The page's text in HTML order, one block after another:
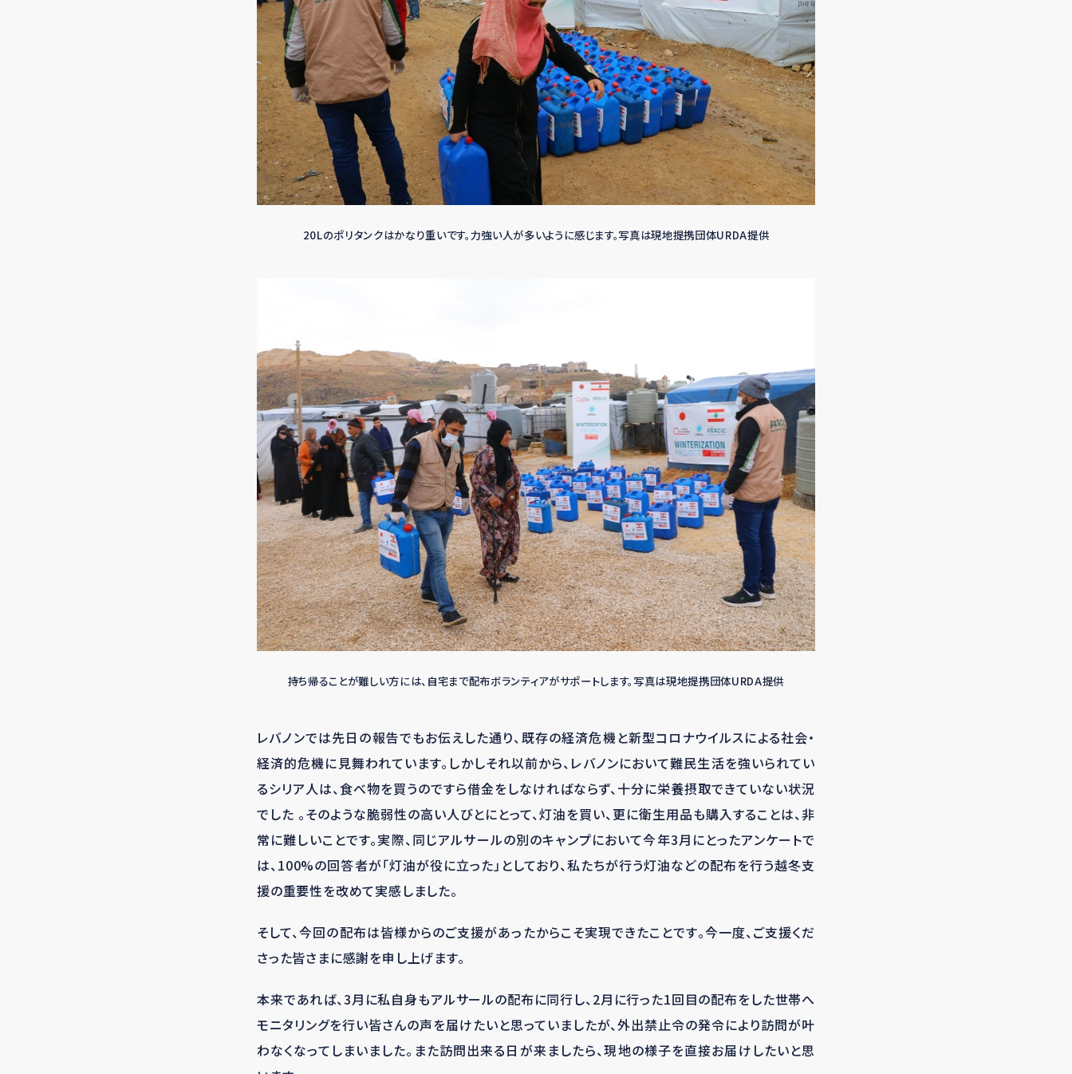
20Lのポリタンクはかなり重いです。力強い人が多いように感じます。写真は現地提携団体URDA提供
持ち帰ることが難しい方には、自宅まで配布ボランティアがサポートします。写真は現地提携団体URDA提供
レバノンでは先日の報告でもお伝えした通り、既存の経済危機と新型コロナウイルスによる社会・
経済的危機に見舞われています。しかしそれ以前から、レバノンにおいて難民生活を強いられてい
るシリア人は、食べ物を買うのですら借金をしなければならず、十分に栄養摂取できていない状況
でした 。そのような脆弱性の高い人びとにとって、灯油を買い、更に衛生用品も購入することは、非
常に難しいことです。実際、同じアルサールの別のキャンプにおいて今年3月にとったアンケートで
は、100%の回答者が「灯油が役に立った」としており、私たちが行う灯油などの配布を行う越冬支
援の重要性を改めて実感しました。
そして、今回の配布は皆様からのご支援があったからこそ実現できたことです。今一度、ご支援くだ
さった皆さまに感謝を申し上げます。
本来であれば、3月に私自身もアルサールの配布に同行し、2月に行った1回目の配布をした世帯へ
モニタリングを行い皆さんの声を届けたいと思っていましたが、外出禁止令の発令により訪問が叶
わなくなってしまいました。また訪問出来る日が来ましたら、現地の様子を直接お届けしたいと思